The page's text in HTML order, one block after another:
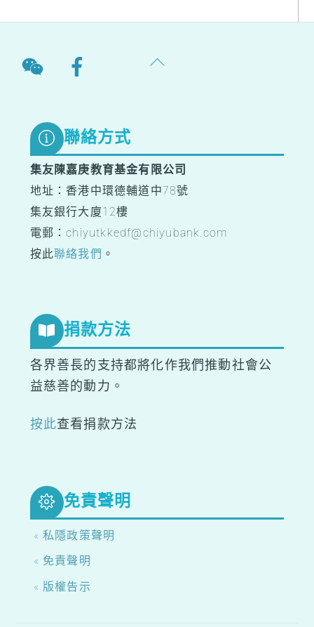
Back
聯絡方式
集友陳嘉庚教育基金有限公司
地址：香港中環德輔道中78號
集友銀行大廈12樓
電郵：chiyutkkedf@chiyubank.com
按此聯絡我們 。
捐款方法
各界善長的支持都將化作我們推動社會公
益慈善的動力。
按此查看捐款方法
免責聲明
« 私隱政策聲明
« 免責聲明
« 版權告示